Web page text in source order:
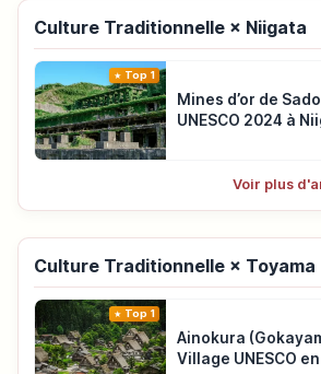
Culture Traditionnelle × Niigata
Top 1
Mines d’or de
UNESCO 2024 à
Voir plus
Culture Traditionnelle × Toyama
Top 1
Ainokura
Village UNESCO